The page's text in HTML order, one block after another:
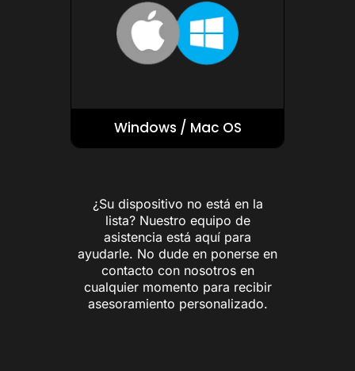
Windows / Mac OS
¿Su dispositivo no está en la
lista? Nuestro equipo de
asistencia está aquí para
ayudarle. No dude en ponerse en
contacto con nosotros en
cualquier momento para recibir
asesoramiento personalizado.